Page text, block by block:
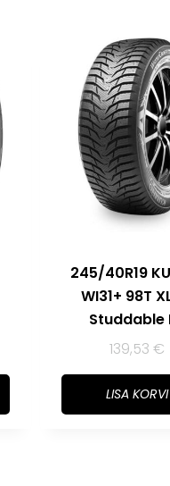
245/40R19
WI31+ 98T
Studdable
139,53€
LISA KORVI